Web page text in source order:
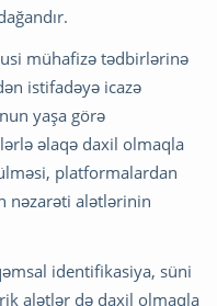
mühafizə tədbirlərinə
istifadəyə icazə
yaşa görə
əlaqə daxil olmaqla
platformalardan
nəzarəti alətlərinin
identifikasiya, süni
alətlər də daxil olmaqla